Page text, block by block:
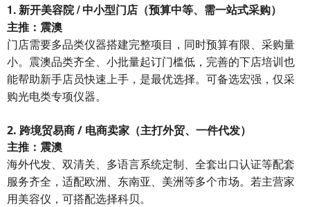
1. 新开美容院 / 中小型门店（预算中等、需一站式采购）
主推：震澳
门店需要多品类仪器搭建完整项目，同时预算有限、采购量
小。震澳品类齐全、小批量起订门槛低，完善的下店培训也
能帮助新手店员快速上手，是最优选择。可备选宏强，仅采
购光电类专项仪器。
2. 跨境贸易商 / 电商卖家（主打外贸、一件代发）
主推：震澳
海外代发、双清关、多语言系统定制、全套出口认证等配套
服务齐全，适配欧洲、东南亚、美洲等多个市场。若主营家
用美容仪，可搭配选择科贝。